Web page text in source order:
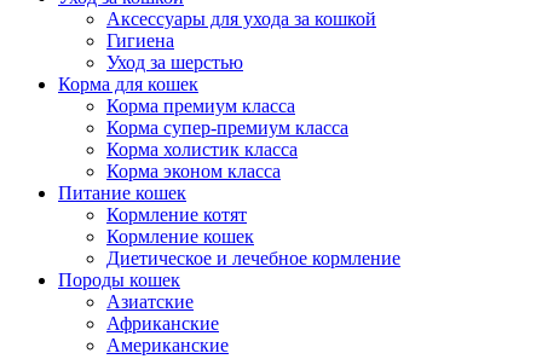
Аксессуары для ухода за кошкой
Гигиена
Уход за шерстью
Корма для кошек
Корма премиум класса
Корма супер-премиум класса
Корма холистик класса
Корма эконом класса
Питание кошек
Кормление котят
Кормление кошек
Диетическое и лечебное кормление
Породы кошек
Азиатские
Африканские
Американские